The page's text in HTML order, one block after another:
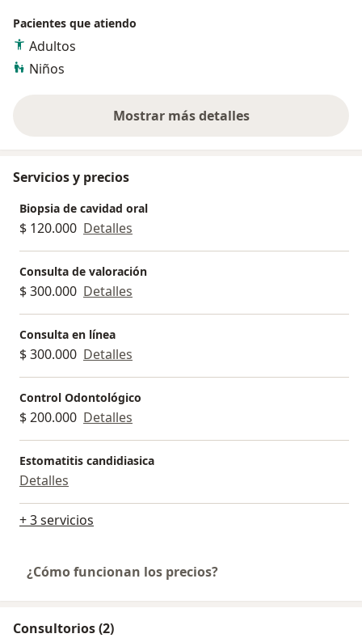
microorganismos orales en el desarrollo del cáncer
oral.
Pacientes que atiendo
Adultos
Niños
Mostrar más detalles
sobre la experiencia
Servicios y precios
Biopsia de cavidad oral
$ 120.000 Detalles
Consulta de valoración
$ 300.000 Detalles
Consulta en línea
$ 300.000 Detalles
Control Odontológico
$ 200.000 Detalles
Estomatitis candidiasica
Detalles
+ 3 servicios
¿Cómo funcionan los precios?
Consultorios (2)